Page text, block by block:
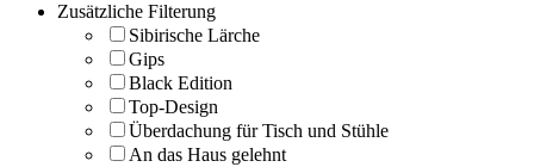
Zusätzliche Filterung
Sibirische Lärche
Gips
Black Edition
Top-Design
Überdachung für Tisch und Stühle
An das Haus gelehnt